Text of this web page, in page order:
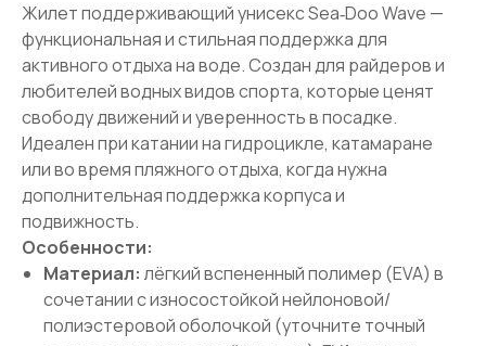
Жилет поддерживающий унисекс Sea‑Doo Wave —
функциональная и стильная поддержка для
активного отдыха на воде. Создан для райдеров и
любителей водных видов спорта, которые ценят
свободу движений и уверенность в посадке.
Идеален при катании на гидроцикле, катамаране
или во время пляжного отдыха, когда нужна
дополнительная поддержка корпуса и
подвижность.
Особенности:
Материал: лёгкий вспененный полимер (EVA) в
сочетании с износостойкой нейлоновой/
полиэстеровой оболочкой (уточните точный